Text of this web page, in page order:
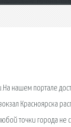
нашем портале
Красноярска
точки города не